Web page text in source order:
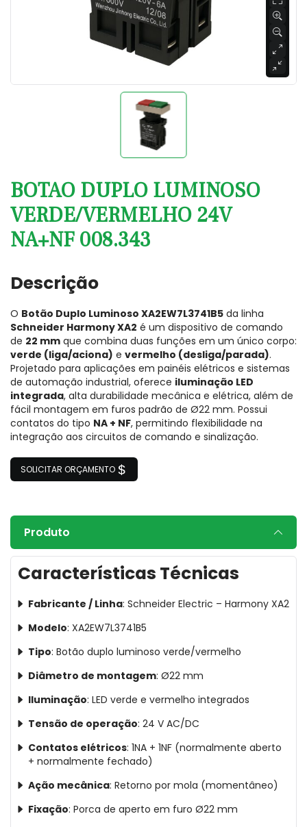
BOTAO DUPLO LUMINOSO
VERDE/VERMELHO 24V
NA+NF 008.343
Descrição
O Botão Duplo Luminoso XA2EW7L3741B5 da linha
Schneider Harmony XA2 é um dispositivo de comando
de 22 mm que combina duas funções em um único corpo:
verde (liga/aciona) e vermelho (desliga/parada).
Projetado para aplicações em painéis elétricos e sistemas
de automação industrial, oferece iluminação LED
integrada, alta durabilidade mecânica e elétrica, além de
fácil montagem em furos padrão de Ø22 mm. Possui
contatos do tipo NA + NF, permitindo flexibilidade na
integração aos circuitos de comando e sinalização.
SOLICITAR ORÇAMENTO
Produto
Características Técnicas
Fabricante / Linha: Schneider Electric – Harmony XA2
Modelo: XA2EW7L3741B5
Tipo: Botão duplo luminoso verde/vermelho
Diâmetro de montagem: Ø22 mm
Iluminação: LED verde e vermelho integrados
Tensão de operação: 24 V AC/DC
Contatos elétricos: 1NA + 1NF (normalmente aberto
+ normalmente fechado)
Ação mecânica: Retorno por mola (momentâneo)
Fixação: Porca de aperto em furo Ø22 mm